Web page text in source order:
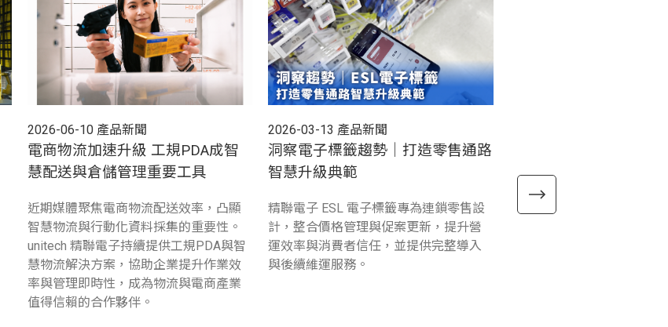
2026-06-10 產品新聞
電商物流加速升級 工規PDA成智
慧配送與倉儲管理重要工具
近期媒體聚焦電商物流配送效率，凸顯
智慧物流與行動化資料採集的重要性。
unitech 精聯電子持續提供工規PDA與智
慧物流解決方案，協助企業提升作業效
率與管理即時性，成為物流與電商產業
值得信賴的合作夥伴。
2026-03-13 產品新聞
洞察電子標籤趨勢｜打造零售通路
智慧升級典範
精聯電子 ESL 電子標籤專為連鎖零售設
計，整合價格管理與促案更新，提升營
運效率與消費者信任，並提供完整導入
與後續維運服務。
式上市
精聯電子 Unitech RT112